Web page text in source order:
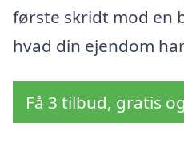
første skridt mod en
hvad din ejendom
Få 3 tilbud, gratis